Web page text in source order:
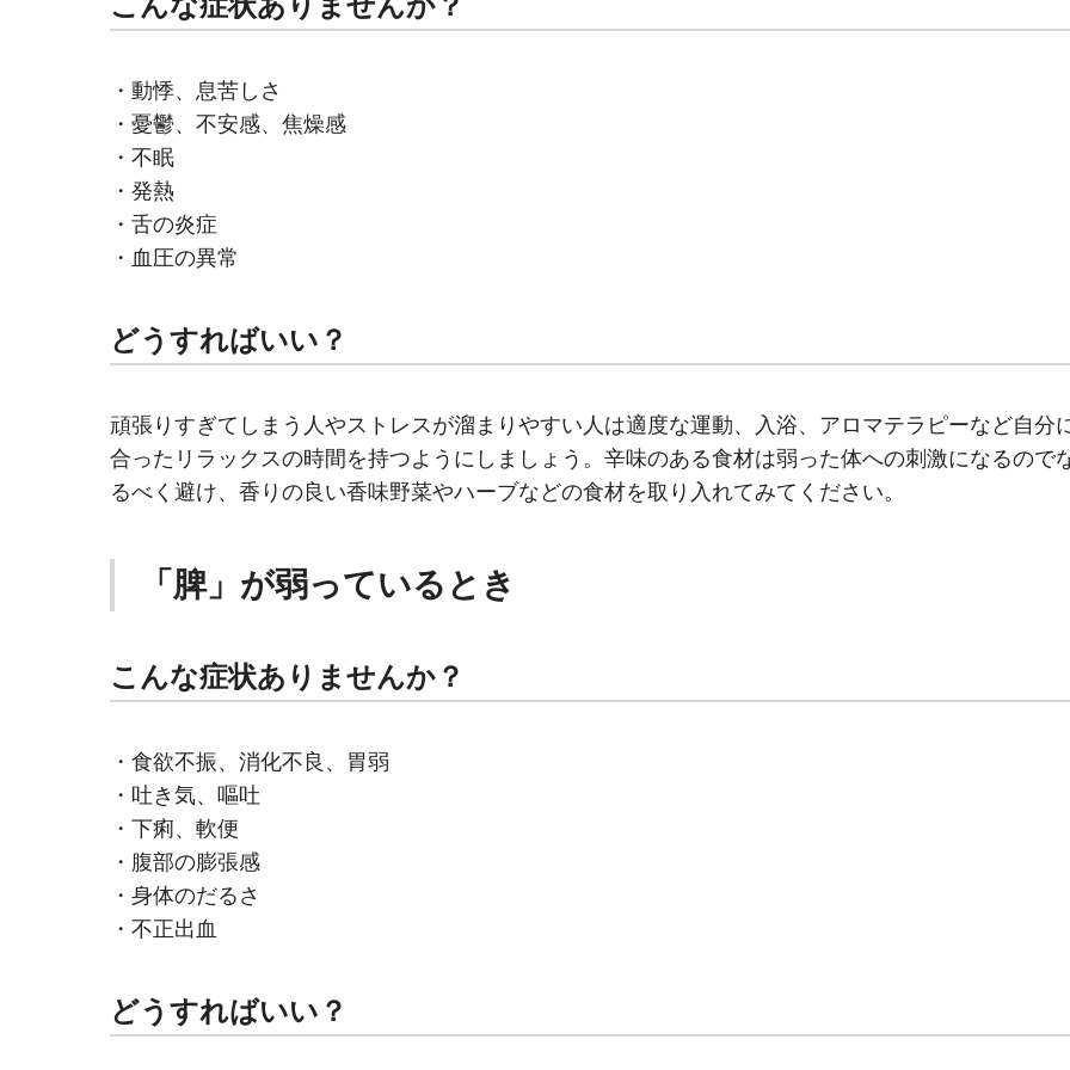
・動悸、息苦しさ
・憂鬱、不安感、焦燥感
・不眠
・発熱
・舌の炎症
・血圧の異常
どうすればいい？
頑張りすぎてしまう人やストレスが溜まりやすい人は適度な運動、入浴、アロマテラピーなど自分
合ったリラックスの時間を持つようにしましょう。辛味のある食材は弱った体への刺激になるので
るべく避け、香りの良い香味野菜やハーブなどの食材を取り入れてみてください。
「脾」が弱っているとき
こんな症状ありませんか？
・食欲不振、消化不良、胃弱
・吐き気、嘔吐
・下痢、軟便
・腹部の膨張感
・身体のだるさ
・不正出血
どうすればいい？